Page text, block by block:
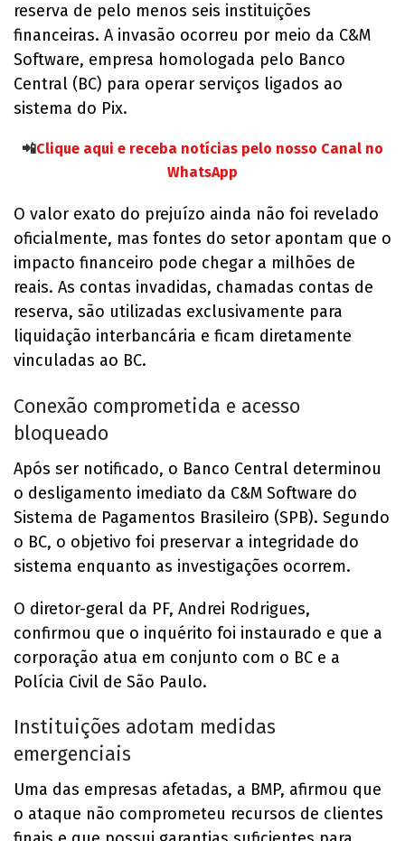
reserva de pelo menos seis instituições
financeiras. A invasão ocorreu por meio da C&M
Software, empresa homologada pelo Banco
Central (BC) para operar serviços ligados ao
sistema do Pix.
📲Clique aqui e receba notícias pelo nosso Canal no
WhatsApp
O valor exato do prejuízo ainda não foi revelado
oficialmente, mas fontes do setor apontam que o
impacto financeiro pode chegar a milhões de
reais. As contas invadidas, chamadas contas de
reserva, são utilizadas exclusivamente para
liquidação interbancária e ficam diretamente
vinculadas ao BC.
Conexão comprometida e acesso
bloqueado
Após ser notificado, o Banco Central determinou
o desligamento imediato da C&M Software do
Sistema de Pagamentos Brasileiro (SPB). Segundo
o BC, o objetivo foi preservar a integridade do
sistema enquanto as investigações ocorrem.
O diretor-geral da PF, Andrei Rodrigues,
confirmou que o inquérito foi instaurado e que a
corporação atua em conjunto com o BC e a
Polícia Civil de São Paulo.
Instituições adotam medidas
emergenciais
Uma das empresas afetadas, a BMP, afirmou que
o ataque não comprometeu recursos de clientes